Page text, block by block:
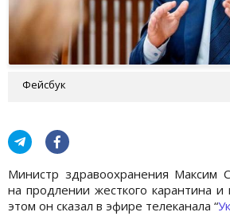
Фейсбук
Министр здравоохранения Максим
на продлении жесткого карантина
этом он сказал в эфире телеканала “